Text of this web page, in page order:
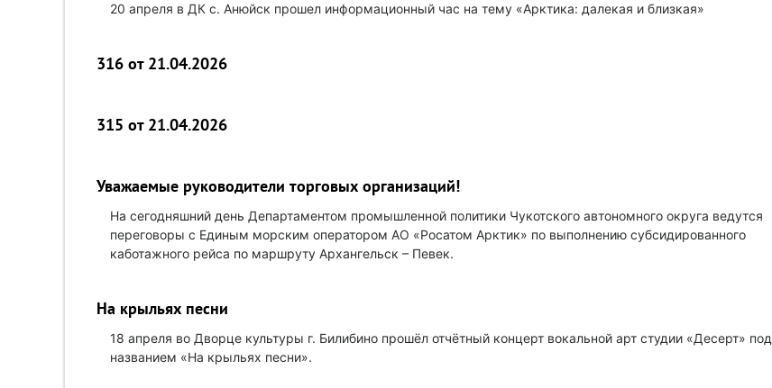
20 апреля в ДК с. Анюйск прошел информационный час на тему «Арктика: далекая и близкая»
316 от 21.04.2026
315 от 21.04.2026
Уважаемые руководители торговых организаций!
На сегодняшний день Департаментом промышленной политики Чукотского автономного округа ведутся
переговоры с Единым морским оператором АО «Росатом Арктик» по выполнению субсидированного
каботажного рейса по маршруту Архангельск – Певек.
На крыльях песни
18 апреля во Дворце культуры г. Билибино прошёл отчётный концерт вокальной арт студии «Десерт» под
названием «На крыльях песни».